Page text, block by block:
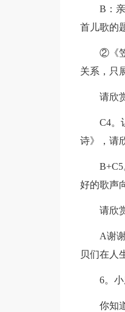
B：
首儿歌的
②《
关系，只
请欣
C4。
诗》，请
好的歌声
请欣
A谢
贝们在人
6。
你知